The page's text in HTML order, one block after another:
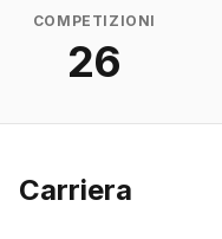
COMPETIZIONI
26
Carriera